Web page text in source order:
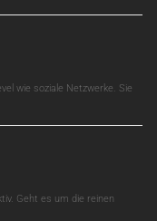
wie soziale Netzwerke. Sie
Geht es um die reinen